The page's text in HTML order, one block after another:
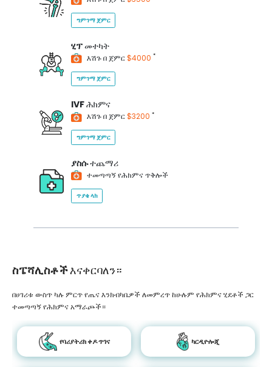
ግምገማ ጀምር
ሂፕመተካት
እሽጉ በ ጀምር$4000 *
ግምገማ ጀምር
IVFሕክምና
እሽጉ በ ጀምር$3200 *
ግምገማ ጀምር
ያስሱተጨማሪ
ተመጣጣኝ የሕክምና ጥቅሎች
ጥያቄ ላክ
ስፔሻሊስቶችእናቀርባለን።
በሀገሪቱ ውስጥ ካሉ ምርጥ የጤና እንክብካቤዎች ለመምረጥ ከሁሉም የሕክምና ሂደቶች ጋር
ተመጣጣኝ የሕክምና አማራጮች።
የባሪያትሪክ ቀዶ ጥገና ካርዲዮሎጂ